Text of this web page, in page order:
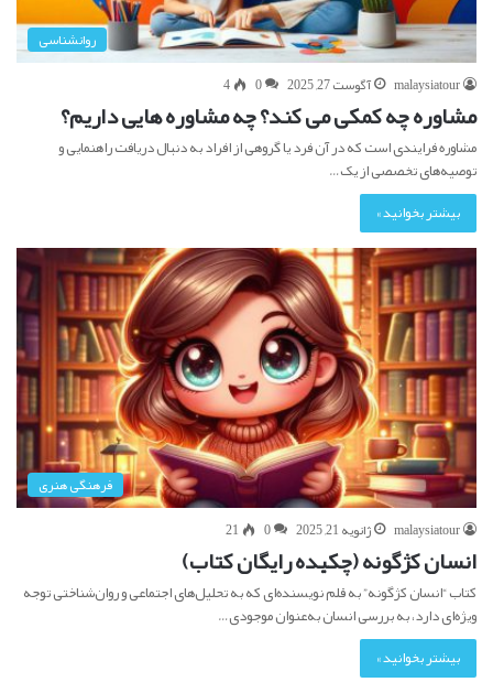
روانشناسی
malaysiatour
آگوست 27, 2025 0
4
مشاوره چه کمکی می کند؟ چه مشاوره هایی داریم؟
مشاوره فرایندی است که در آن فرد یا گروهی از افراد به دنبال دریافت راهنمایی و
توصیه‌های تخصصی از یک…
بیشتر بخوانید »
فرهنگی هنری
malaysiatour
ژانویه 21, 2025 0
21
انسان کژگونه (چکیده رایگان کتاب)
کتاب “انسان کژگونه” به قلم نویسنده‌ای که به تحلیل‌های اجتماعی و روان‌شناختی توجه
ویژه‌ای دارد، به بررسی انسان به‌عنوان موجودی…
بیشتر بخوانید »